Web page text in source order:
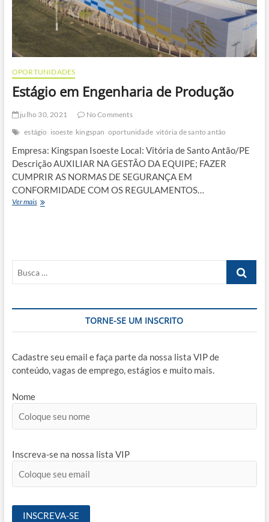
OPORTUNIDADES
Estágio em Engenharia de Produção
julho 30, 2021
No Comments
estágio isoeste kingspan oportunidade vitória de santo antão
Empresa: Kingspan Isoeste Local: Vitória de Santo Antão/PE
Descrição AUXILIAR NA GESTÃO DA EQUIPE; FAZER
CUMPRIR AS NORMAS DE SEGURANÇA EM
CONFORMIDADE COM OS REGULAMENTOS…
Ver maisEstágio
Busca
TORNE-SE UM INSCRITO
Cadastre seu email e faça parte da nossa lista VIP de
conteúdo, vagas de emprego, estágios e muito mais.
Nome
Inscreva-se na nossa lista VIP